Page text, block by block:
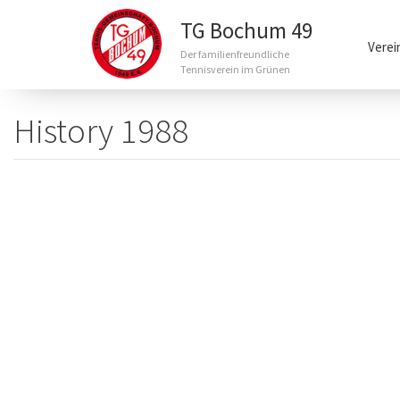
Inhalt
TG Bochum 49
Der familienfreundliche
Tennisverein im Grünen
Main
navigation
History 1988